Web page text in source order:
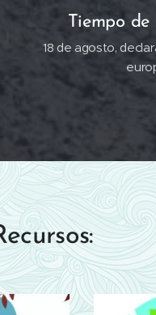
Tiempo de
18 de agosto,